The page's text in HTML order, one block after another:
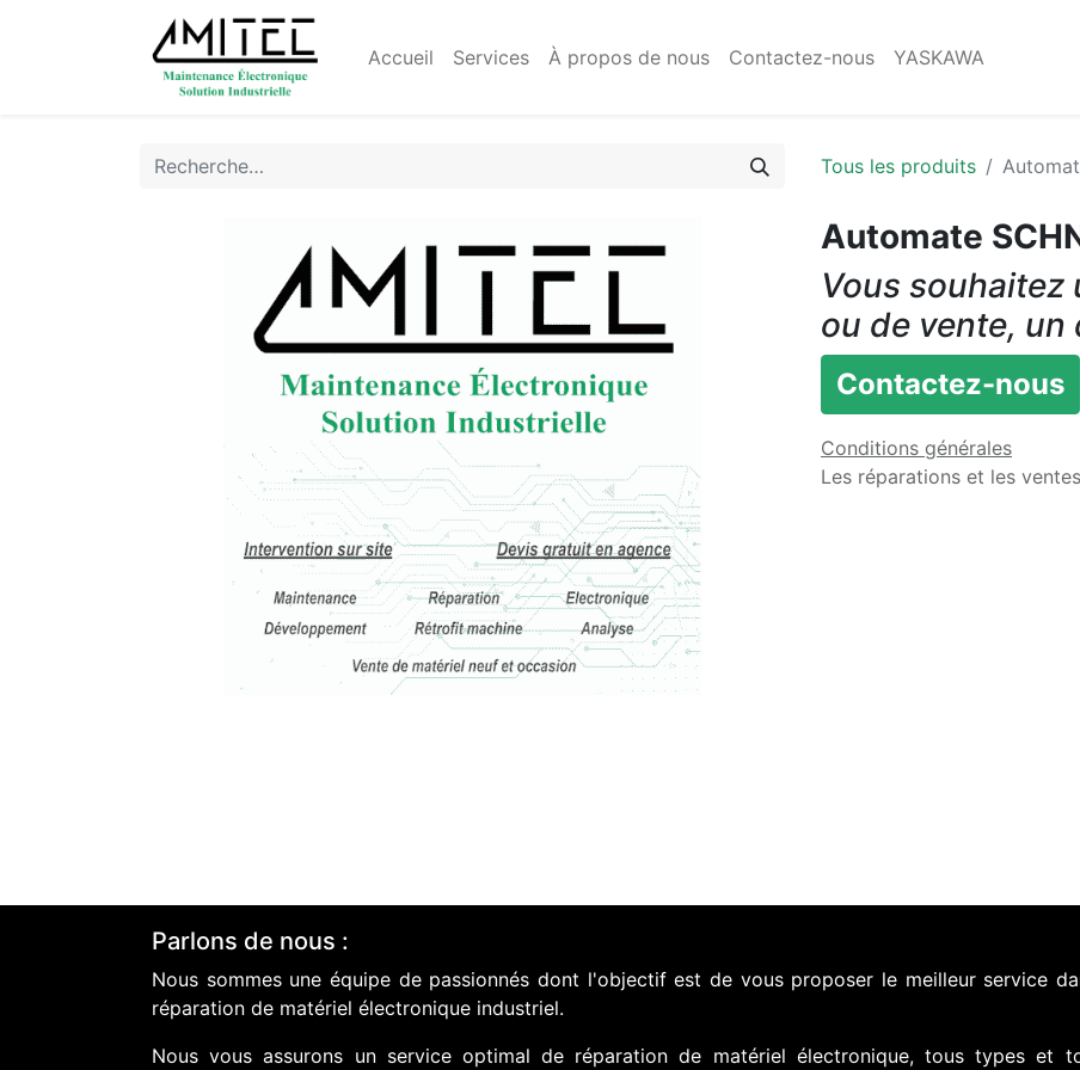
Accueil Services À propos de nous Contactez-nous YASKAWA
Tous les produits
Automate
Vous souhaitez
ou de vente,
Contactez-nous
Conditions générales
Les réparations et les
Parlons de nous :
Nous sommes une équipe de passionnés dont l'objectif est de vous proposer le meilleur service
réparation de matériel électronique industriel.
Nous vous assurons un service optimal de réparation de matériel électronique, tous types et